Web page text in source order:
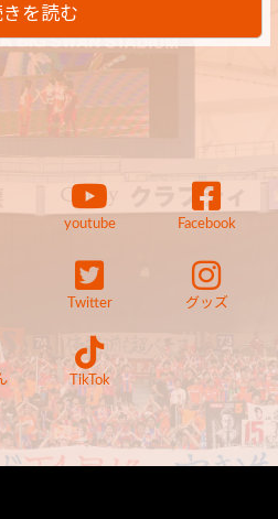
を読む
youtube Facebook
Twitter グッズ
TikTok